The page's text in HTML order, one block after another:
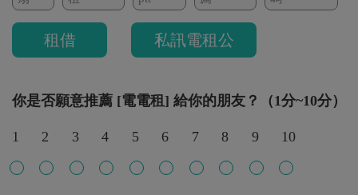
租借 私訊電租公
你是否願意推薦 [電電租] 給你的朋友？（1分~10分）
1 2 3 4 5 6 7 8 9 10